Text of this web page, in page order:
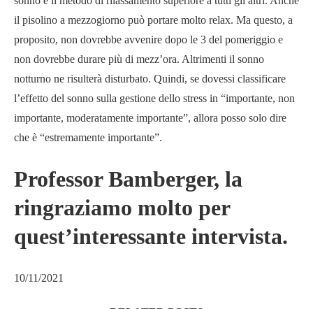
il pisolino a mezzogiorno può portare molto relax. Ma questo, a
proposito, non dovrebbe avvenire dopo le 3 del pomeriggio e
non dovrebbe durare più di mezz’ora. Altrimenti il sonno
notturno ne risulterà disturbato. Quindi, se dovessi classificare
l’effetto del sonno sulla gestione dello stress in “importante, non
importante, moderatamente importante”, allora posso solo dire
che è “estremamente importante”.
Professor Bamberger, la
ringraziamo molto per
quest’interessante intervista.
10/11/2021